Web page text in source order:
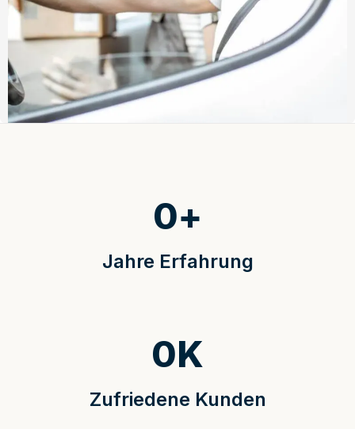
Jahre Erfahrung
0+
Zufriedene Kunden
0K